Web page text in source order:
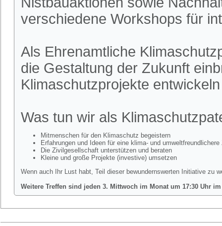
verschiedene Workshops für
Als Ehrenamtliche
die Gestaltung der Zukunft
Klimaschutzprojekte
Was tun wir als
Mitmenschen für den Klimaschutz begeistern
Erfahrungen und Ideen für eine klima- und
Die Zivilgesellschaft unterstützen und beraten
Kleine und große Projekte (investive) umsetzen
Wenn auch Ihr Lust habt, Teil dieser bewundernswerten Initiative zu
Weitere Treffen sind jeden 3. Mittwoch im Monat um 17:30 Uhr